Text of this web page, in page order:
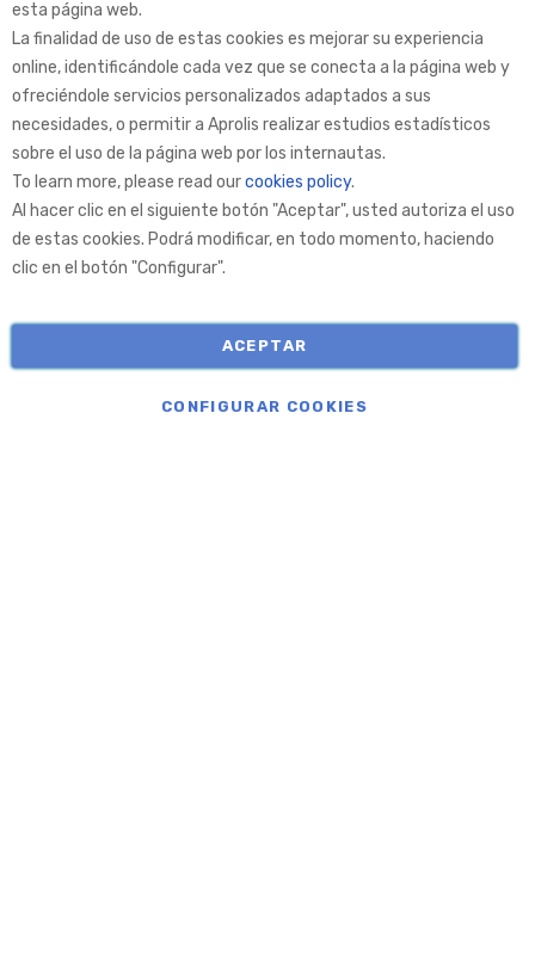
Aprolis Selection
Aprolis
esta página web.
La finalidad de uso de estas cookies es mejorar su experiencia
online, identificándole cada vez que se conecta a la página web y
ofreciéndole servicios personalizados adaptados a sus
necesidades, o permitir a Aprolis realizar estudios estadísticos
sobre el uso de la página web por los internautas.
To learn more, please read ourcookies policy.
Al hacer clic en el siguiente botón "Aceptar", usted autoriza el uso
de estas cookies. Podrá modificar, en todo momento, haciendo
clic en el botón "Configurar".
ACEPTAR
CONFIGURAR COOKIES